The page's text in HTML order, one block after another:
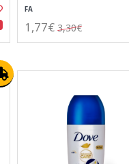
FA
1,77€ 3,30€